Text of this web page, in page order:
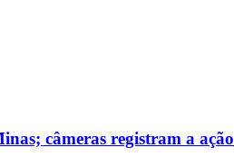
câmeras registram a ação